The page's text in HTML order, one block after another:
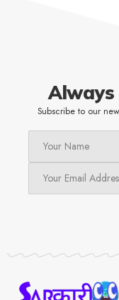
Subscribe to our